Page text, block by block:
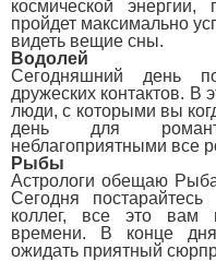
космической энергии,
пройдет максимально
видеть вещие сны.
Водолей
Сегодняшний день
дружеских контактов. В
люди, с которыми вы
день для
неблагоприятными все
Рыбы
Астрологи обещаю
Сегодня
коллег, все это вам
времени. В конце дня
ожидать приятный